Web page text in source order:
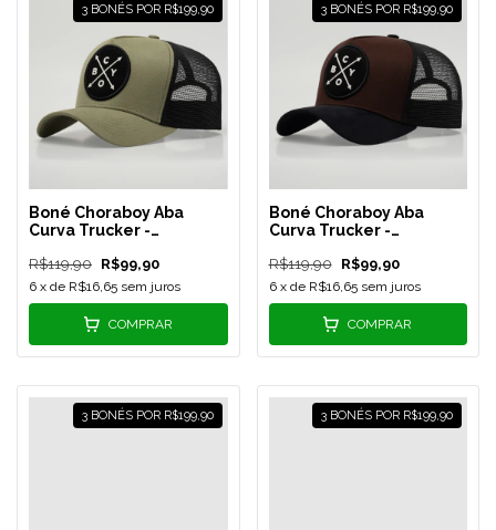
3 BONÉS POR R$199,90
Boné Choraboy Aba
Curva Trucker -
Menta/Preto - REF 58
R$119,90 R$99,90
6 x de R$16,65 sem juros
COMPRAR
3 BONÉS POR R$199,90
Boné Choraboy Aba
Curva Trucker -
Marrom/Preto - REF 56
R$119,90 R$99,90
6 x de R$16,65 sem juros
COMPRAR
3 BONÉS POR R$199,90 3 BONÉS POR R$199,90